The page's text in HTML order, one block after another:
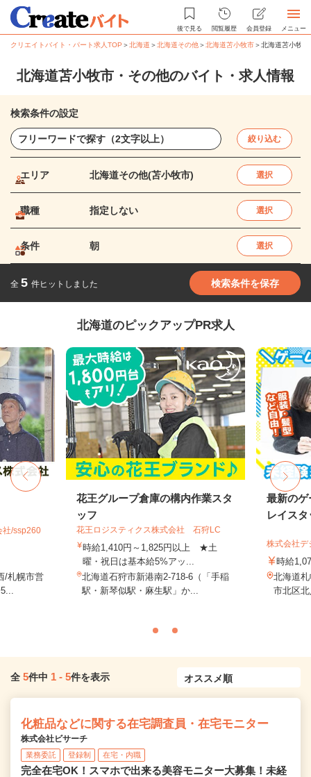
後で見る 閲覧履歴 会員登録 メニュー
クリエイトバイト・パート求人TOP ＞北海道 ＞北海道その他＞北海道苫小牧市＞北海道苫小牧
北海道苫小牧市・その他のバイト・求人情報
検索条件の設定
絞り込む
エリア 北海道その他(苫小牧市) 選択
職種 指定しない 選択
条件 朝 選択
全 5 件ヒットしました 検索条件を保存
北海道のピックアップPR求人
社/ssp260
/札幌市営
花王グループ倉庫の構内作業スタ
ッフ
花王ロジスティクス株式会社 石狩LC
時給1,410円～1,825円以上 ★土
曜・祝日は基本給5%アッ...
北海道石狩市新港南2-718-6（「手稲
駅・新琴似駅・麻生駅」か...
最新のゲ
レイスタ
株式会社
時給
北海道
市北区
全 5件中 1 - 5件を表示
化粧品などに関する在宅調査員・在宅モニター
株式会社ビサーチ
業務委託 登録制 在宅・内職
完全在宅OK！スマホで出来る美容モニター大募集！未経